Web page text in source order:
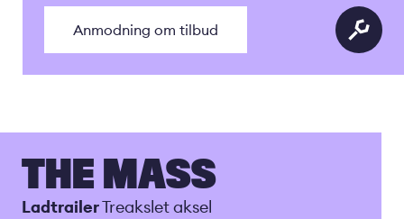
Anmodning om tilbud
THE MASS
LadtrailerTreakslet aksel